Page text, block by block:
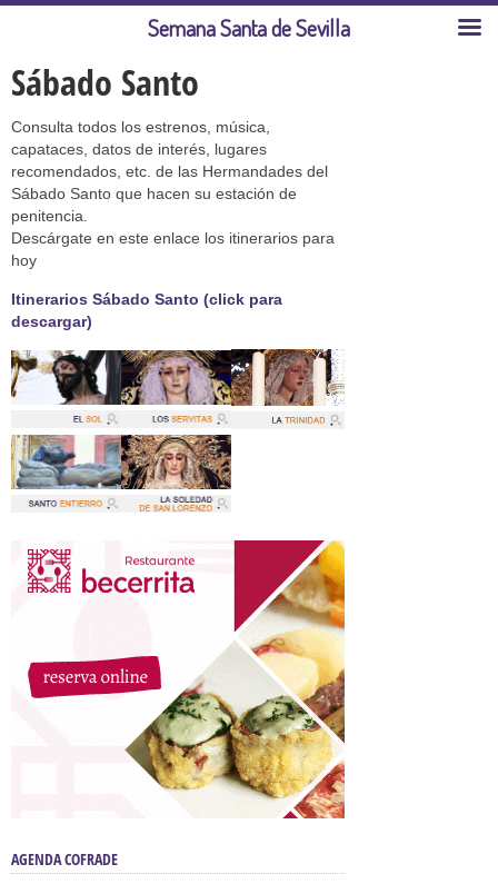
Sábado Santo
Consulta todos los estrenos, música,
capataces, datos de interés, lugares
recomendados, etc. de las Hermandades del
Sábado Santo que hacen su estación de
penitencia.
Descárgate en este enlace los itinerarios para
hoy
Itinerarios Sábado Santo (click para
descargar)
AGENDA COFRADE
Semana Santa de Sevilla